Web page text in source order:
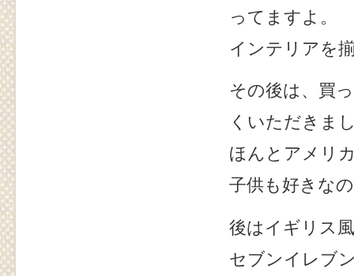
ってますよ。
インテリアを
その後は、買
くいただきま
ほんとアメリ
子供も好きな
後はイギリス
セブンイレブ